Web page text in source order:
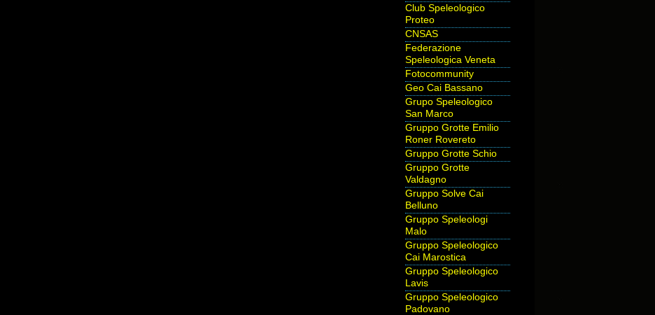
Club Speleologico
Proteo
CNSAS
Federazione
Speleologica Veneta
Fotocommunity
Geo Cai Bassano
Grupo Speleologico
San Marco
Gruppo Grotte Emilio
Roner Rovereto
Gruppo Grotte Schio
Gruppo Grotte
Valdagno
Gruppo Solve Cai
Belluno
Gruppo Speleologi
Malo
Gruppo Speleologico
Cai Marostica
Gruppo Speleologico
Lavis
Gruppo Speleologico
Padovano